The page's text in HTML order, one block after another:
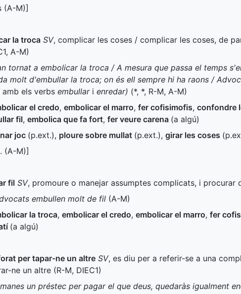
(A-M)]
la troca SV, complicar les coses / complicar les coses, de
, A-M)
tornat a embolicar la troca / A mesura que passa el temps
molt d'embullar la troca; on és ell sempre hi ha raons /
amb els verbs embullari enredar) (*, *, R-M, A-M)
el credo, embolicar el marro, fer cofisimofis, confondre
fil, embolica que fa fort, fer veure carena (a algú)
joc (p.ext.), ploure sobre mullat (p.ext.), girar les coses (
(A-M)]
fil SV, promoure o manejar assumptes complicats, i procurar
embullen molt de fil (A-M)
la troca, embolicar el credo, embolicar el marro, fer
(a algú)
per tapar-ne un altre SV, es diu per a referir-se a una
ne un altre (R-M, DIEC1)
un préstec per pagar el que deus, quedaràs igualment